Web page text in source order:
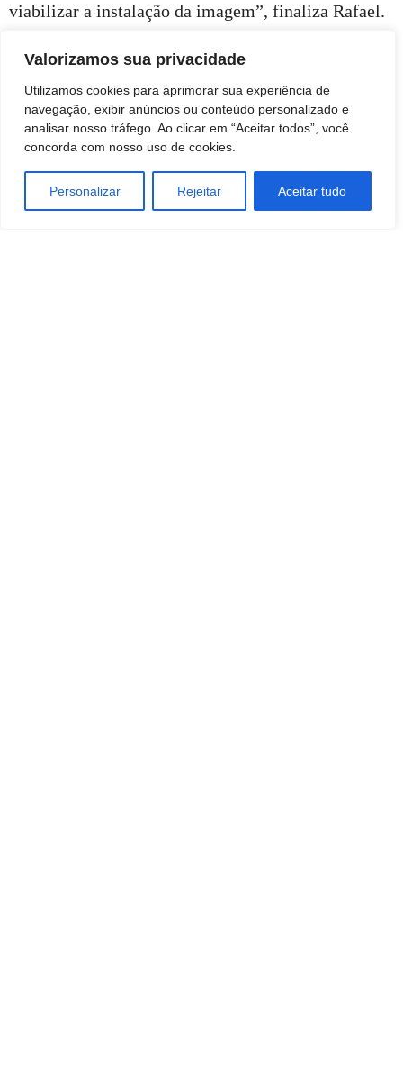
Valorizamos sua privacidade
Utilizamos cookies para aprimorar sua experiência de
navegação, exibir anúncios ou conteúdo personalizado e
analisar nosso tráfego. Ao clicar em “Aceitar todos”, você
concorda com nosso uso de cookies.
Personalizar Rejeitar Aceitar tudo
viabilizar a instalação da imagem”, finaliza Rafael.